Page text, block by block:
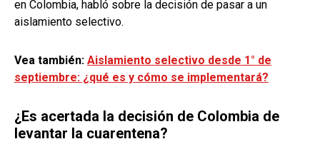
en Colombia, habló sobre la decisión de pasar a un
aislamiento selectivo.
Vea también: Aislamiento selectivo desde 1° de
septiembre: ¿qué es y cómo se implementará?
¿Es acertada la decisión de Colombia de
levantar la cuarentena?